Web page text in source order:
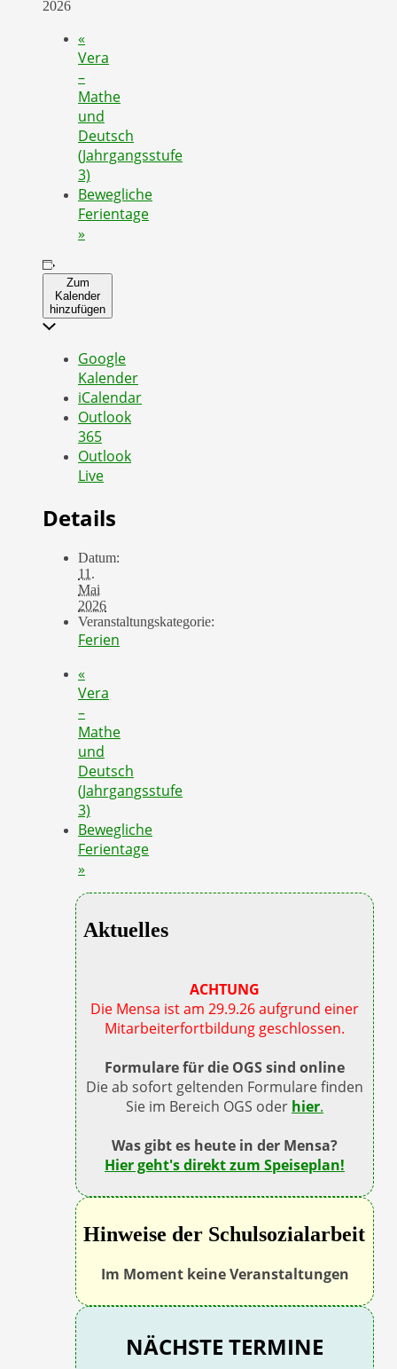
2026
«
Vera
–
Mathe
und
Deutsch
(Jahrgangsstufe
3)
Bewegliche
Ferientage
»
Zum
Kalender
hinzufügen
Google
Kalender
iCalendar
Outlook
365
Outlook
Live
Details
Datum:
11.
Mai
2026
Veranstaltungskategorie:
Ferien
«
Vera
–
Mathe
und
Deutsch
(Jahrgangsstufe
3)
Bewegliche
Ferientage
»
Aktuelles
ACHTUNG
Die Mensa ist am 29.9.26 aufgrund einer
Mitarbeiterfortbildung geschlossen.
Formulare für die OGS sind online
Die ab sofort geltenden Formulare finden
Sie im Bereich OGS oder hier.
Was gibt es heute in der Mensa?
Hier geht's direkt zum Speiseplan!
Hinweise der Schulsozialarbeit
Im Moment keine Veranstaltungen
NÄCHSTE TERMINE